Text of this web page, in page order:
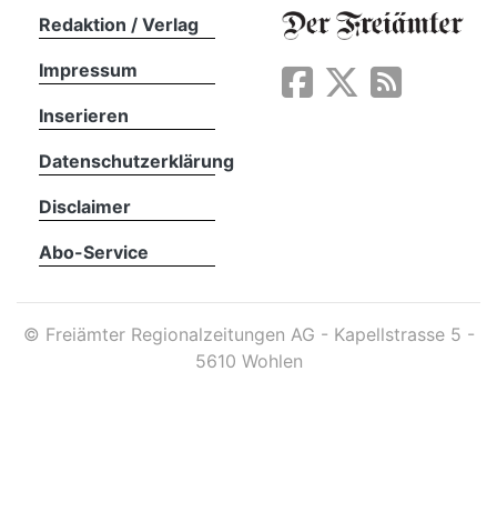
App
Redaktion / Verlag
Impressum
Inserieren
Datenschutzerklärung
Disclaimer
Abo-Service
© Freiämter Regionalzeitungen AG - Kapellstrasse 5 -
5610 Wohlen